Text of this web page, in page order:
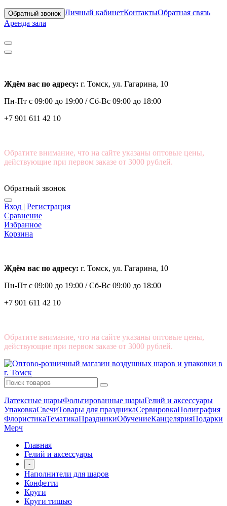
Обратный звонок Личный кабинетКонтактыОбратная связь
Аренда зала
Ждём вас по адресу: г. Томск, ул. Гагарина, 10
Пн-Пт с 09:00 до 19:00 /Сб-Вс 09:00 до 18:00
+7 901 611 42 10
Обратите внимание, что на сайте указаны оптовые цены,
действующие при первом заказе от 3000 рублей.
Обратный звонок
Вход | Регистрация
Сравнение
Избранное
Корзина
Ждём вас по адресу: г. Томск, ул. Гагарина, 10
Пн-Пт с 09:00 до 19:00 /Сб-Вс 09:00 до 18:00
+7 901 611 42 10
Обратите внимание, что на сайте указаны оптовые цены,
действующие при первом заказе от 3000 рублей.
Латексные шарыФольгированные шарыГелий и аксессуары
УпаковкаСвечиТовары для праздникаСервировкаПолиграфия
ФлористикаТематикаПраздникиОбучениеКанцелярияПодарки
Мерч
Главная
Гелий и аксессуары
-
Наполнители для шаров
Конфетти
Круги
Круги тишью